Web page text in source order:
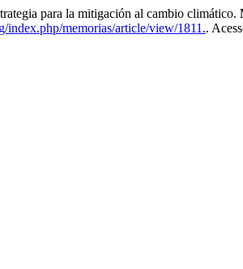
para la mitigación al cambio climático.
index.php/memorias/article/view/1811..